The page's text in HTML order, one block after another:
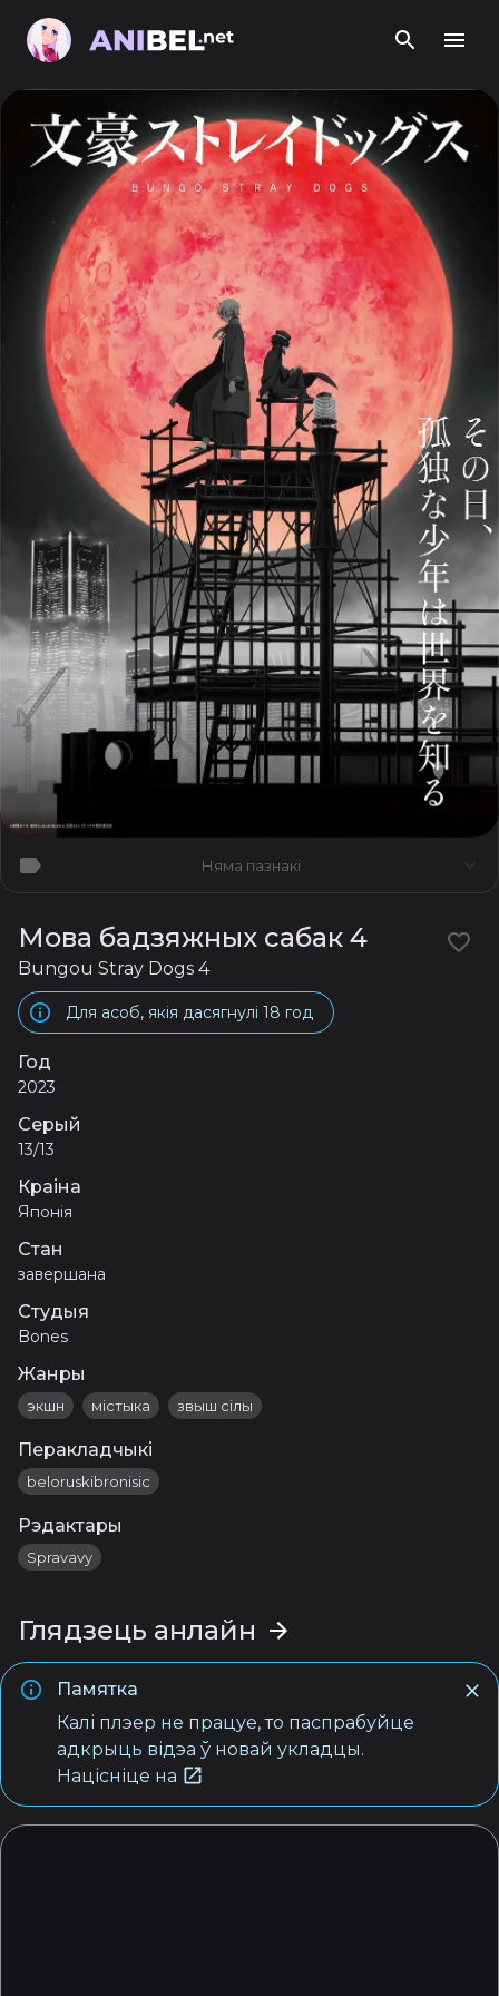
Няма пазнакі
Мова бадзяжных сабак 4
Bungou Stray Dogs 4
Для асоб, якія дасягнулі 18 год
Год
2023
Серый
13/13
Краіна
Японія
Стан
завершана
Студыя
Bones
Жанры
экшн містыка звыш сілы
Перакладчыкі
beloruskibronisic
Рэдактары
Spravavy
Глядзець анлайн
Памятка
Калі плэер не працуе, то паспрабуйце
адкрыць відэа ў новай укладцы.
Націсніце на